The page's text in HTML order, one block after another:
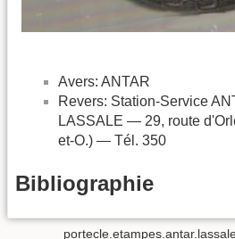
Avers: ANTAR
Revers: Station-Service
LASSALE — 29, route
et-O.) — Tél. 350
Bibliographie